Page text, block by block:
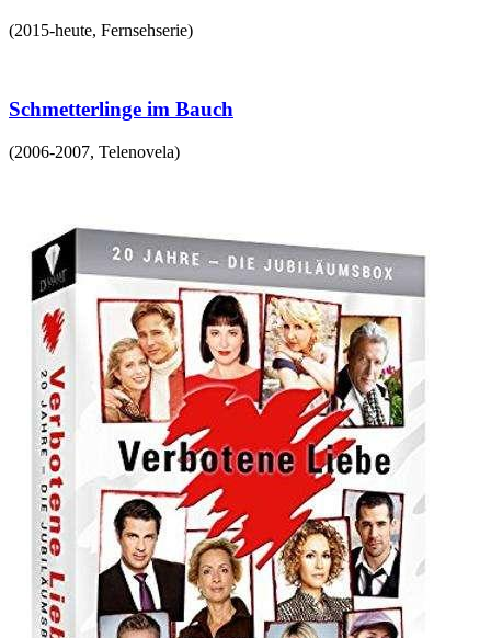
(2015-heute, Fernsehserie)
Schmetterlinge im Bauch
(2006-2007, Telenovela)